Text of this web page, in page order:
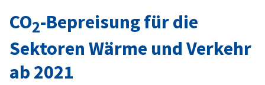
CO2-Bepreisung für die
Sektoren Wärme und Verkehr
ab 2021